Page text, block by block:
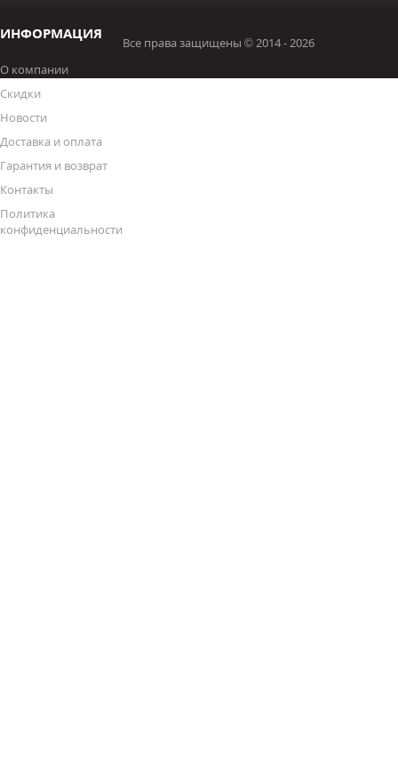
ИНФОРМАЦИЯ
О компании
Скидки
Новости
Доставка и оплата
Гарантия и возврат
Контакты
Политика
конфиденциальности
Все права защищены © 2014 - 2026